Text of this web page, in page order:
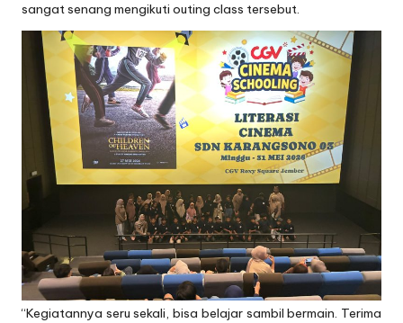
sangat senang mengikuti outing class tersebut.
“Kegiatannya seru sekali, bisa belajar sambil bermain. Terima